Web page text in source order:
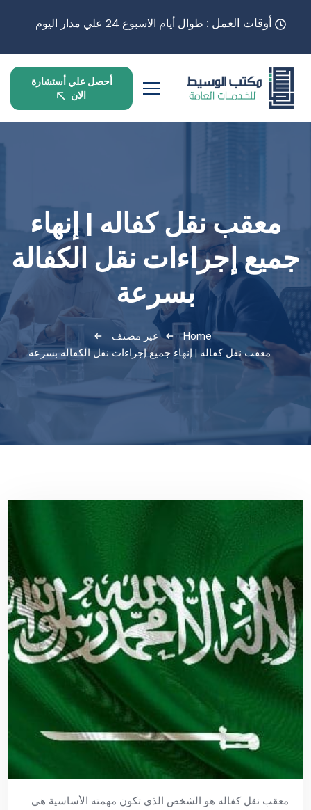
أوقات العمل : طوال أيام الاسبوع 24 علي مدار اليوم
أحصل علي أستشارة
الان
معقب نقل كفاله | إنهاء
جميع إجراءات نقل الكفالة
بسرعة
Home
غير مصنف
معقب نقل كفاله | إنهاء جميع إجراءات نقل الكفالة بسرعة
معقب نقل كفاله هو الشخص الذي تكون مهمته الأساسية هي